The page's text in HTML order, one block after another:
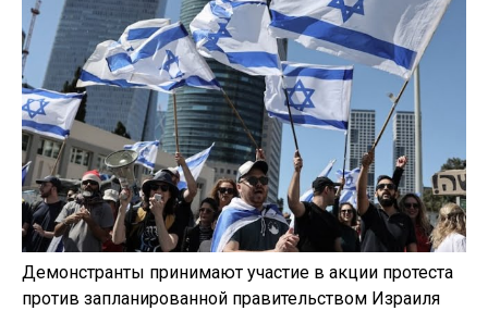
Демонстранты принимают участие в акции протеста
против запланированной правительством Израиля